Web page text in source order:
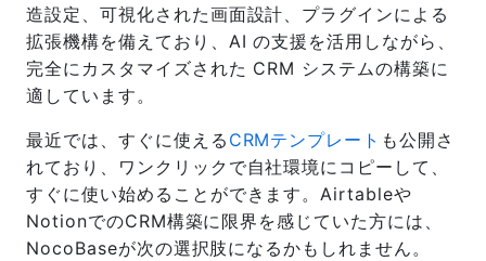
造設定、可視化された画面設計、プラグインによる
拡張機構を備えており、AI の支援を活用しながら、
完全にカスタマイズされた CRM システムの構築に
適しています。
最近では、すぐに使える CRMテンプレート も公開さ
れており、ワンクリックで自社環境にコピーして、
すぐに使い始めることができます。Airtableや
NotionでのCRM構築に限界を感じていた方には、
NocoBaseが次の選択肢になるかもしれません。